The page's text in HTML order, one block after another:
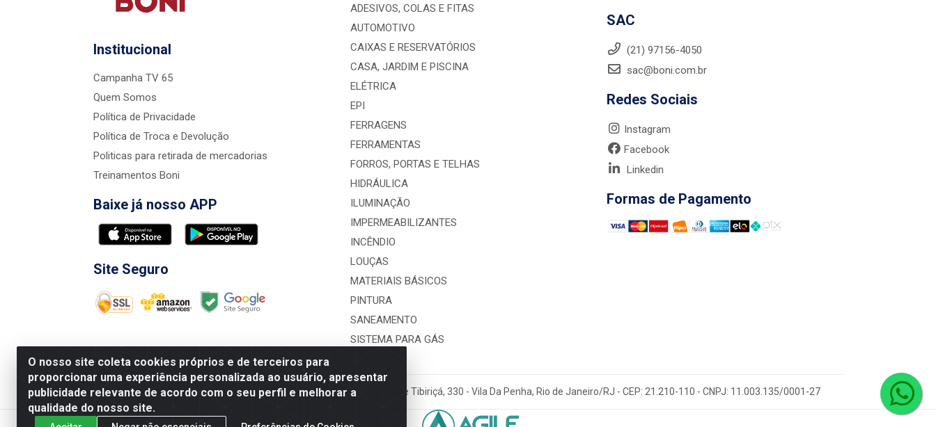
O nosso site coleta cookies próprios e de terceiros para
proporcionar uma experiência personalizada ao usuário, apresentar
publicidade relevante de acordo com o seu perfil e melhorar a
qualidade do nosso site.
Institucional
Campanha TV 65
Quem Somos
Política de Privacidade
Política de Troca e Devolução
Politicas para retirada de mercadorias
Treinamentos Boni
Baixe já nosso APP
Site Seguro
ADESIVOS, COLAS E FITAS
AUTOMOTIVO
CAIXAS E RESERVATÓRIOS
CASA, JARDIM E PISCINA
ELÉTRICA
EPI
FERRAGENS
FERRAMENTAS
FORROS, PORTAS E TELHAS
HIDRÁULICA
ILUMINAÇÃO
IMPERMEABILIZANTES
INCÊNDIO
LOUÇAS
MATERIAIS BÁSICOS
PINTURA
SANEAMENTO
SISTEMA PARA GÁS
SAC
(21) 97156-4050
sac@boni.com.br
Redes Sociais
Instagram
Facebook
Linkedin
Formas de Pagamento
Nova Boni Distribuidora de Material de Construção LTDA - Rua Alice Tibiriçá, 330 - Vila Da Penha, Rio de Janeiro/RJ - CEP: 21.210-110 - CNPJ: 11.003.135/0001-27